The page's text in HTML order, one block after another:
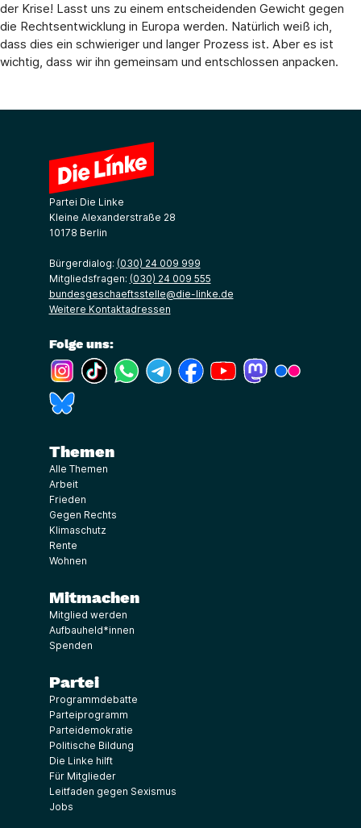
der Krise! Lasst uns zu einem entscheidenden Gewicht gegen
die Rechtsentwicklung in Europa werden. Natürlich weiß ich,
dass dies ein schwieriger und langer Prozess ist. Aber es ist
wichtig, dass wir ihn gemeinsam und entschlossen anpacken.
Partei Die Linke
Kleine Alexanderstraße 28
10178 Berlin
Bürgerdialog: (030) 24 009 999
Mitgliedsfragen: (030) 24 009 555
bundesgeschaeftsstelle@die-linke.de
Weitere Kontaktadressen
Folge uns:
(Link öffnet ein neues Fenster)
(Link öffnet ein neues Fenster)
(Link öffnet ein neues Fenster)
(Link öffnet ein neues Fenster)
(Link öffnet ein neues Fenster)
(Link öffnet ein neues
(Link öffnet ein
Themen
Alle Themen
Arbeit
Frieden
Gegen Rechts
Klimaschutz
Rente
Wohnen
Mitmachen
Mitglied werden
Aufbauheld*innen
Spenden
Partei
Programmdebatte
Parteiprogramm
Parteidemokratie
Politische Bildung
Die Linke hilft
Für Mitglieder
Leitfaden gegen Sexismus
Jobs